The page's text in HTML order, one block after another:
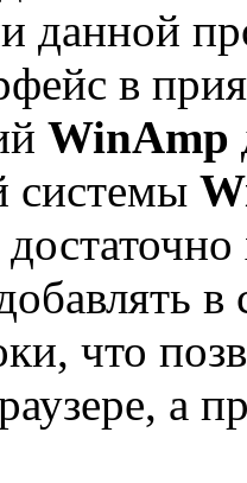
данной
в
WinAmp
системы
в
что
а